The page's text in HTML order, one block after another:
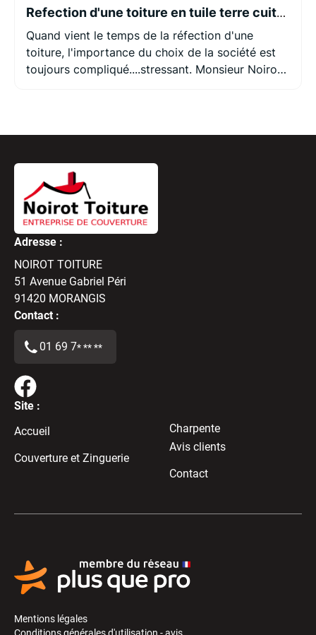
Refection d'une toiture en tuile terre cuite pv13 , écran de sous toiture .
Quand vient le temps de la réfection d'une
toiture, l'importance du choix de la société est
toujours compliqué....stressant. Monsieur Noirot
du chantier à été respecté, un nettoyage chaque
la fin sans avoir un seul jour de non présence. Je
suis pleinement satisfait! À la recherche d'une
société de couverture, n'hésitez pas à joindre
monsieur Noirot!
Adresse :
NOIROT TOITURE
51 Avenue Gabriel Péri
91420 MORANGIS
Contact :
01 69 7* ** **
Site :
Accueil
Couverture et Zinguerie
Charpente
Avis clients
Contact
Mentions légales